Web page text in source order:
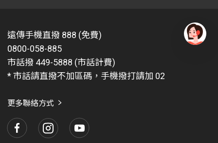
情況，遠傳不負任何法律責任。
凡參與本活動，即表示充分知悉與同意以下事項：遠傳
得因本活動之需要，依個人資料保護法之相關規定，以
電子檔或紙本形式於我國境內蒐集、處理、利用其個人
訊，惟若資訊不完整者，將無法參與本活動。
遠傳有權檢視所有抽獎與兌換行為，若涉及不正當行
遠傳手機直撥 888 (免費)
0800-058-885
市話撥 449-5888 (市話計費)
* 市話請直撥不加區碼，手機撥打請加 02
更多聯絡方式